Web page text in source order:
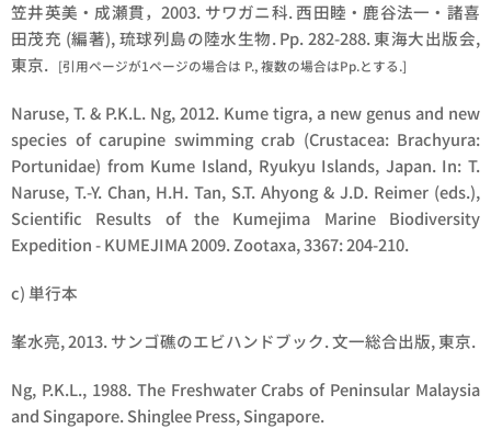
笠井英美・成瀬貫，2003. サワガニ科. 西田睦・鹿谷法一・諸喜
田茂充 (編著), 琉球列島の陸水生物. Pp. 282-288. 東海大出版会,
東京. [引用ページが1ページの場合は P., 複数の場合はPp.とする.]
Naruse, T. & P.K.L. Ng, 2012. Kume tigra, a new genus and new
species of carupine swimming crab (Crustacea: Brachyura:
Portunidae) from Kume Island, Ryukyu Islands, Japan. In: T.
Naruse, T.-Y. Chan, H.H. Tan, S.T. Ahyong & J.D. Reimer (eds.),
Scientific Results of the Kumejima Marine Biodiversity
Expedition - KUMEJIMA 2009. Zootaxa, 3367: 204-210.
c) 単行本
峯水亮, 2013. サンゴ礁のエビハンドブック. 文一総合出版, 東京.
Ng, P.K.L., 1988. The Freshwater Crabs of Peninsular Malaysia
and Singapore. Shinglee Press, Singapore.